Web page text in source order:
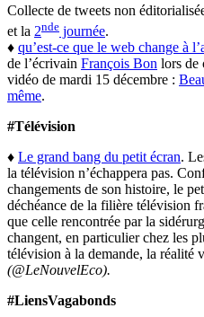
Collecte de tweets non
et la 2nde journée.
♦ qu’est-ce que le web change à
de l’écrivain François Bon lors de
vidéo de mardi 15 décembre :
même.
#Télévision
♦ Le grand bang du petit écran.
la télévision n’échappera pas.
changements de son histoire, le
déchéance de la filière télévision
que celle rencontrée par la
changent, en particulier chez les
télévision à la demande, la réalité
(@LeNouvelEco).
#LiensVagabonds